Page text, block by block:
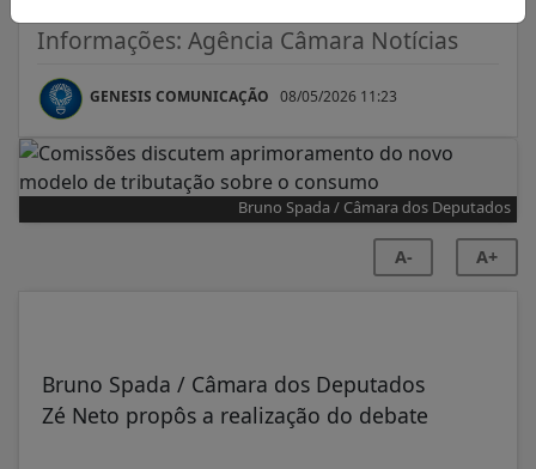
Informações: Agência Câmara Notícias
GENESIS COMUNICAÇÃO 08/05/2026 11:23
Bruno Spada / Câmara dos Deputados
A- A+
Bruno Spada / Câmara dos Deputados
Zé Neto propôs a realização do debate